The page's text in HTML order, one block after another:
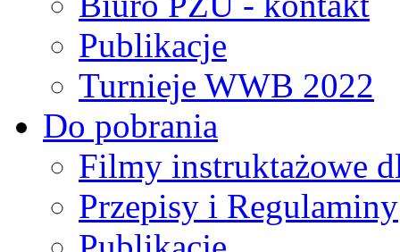
Publikacje
Turnieje WWB 2022
Do pobrania
Filmy instruktażowe
Przepisy i Regulaminy